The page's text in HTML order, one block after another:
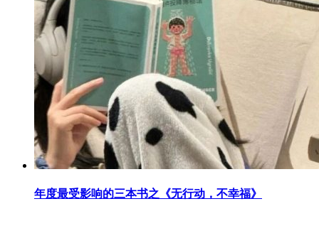
年度最受影响的三本书之《无行动，不幸福》